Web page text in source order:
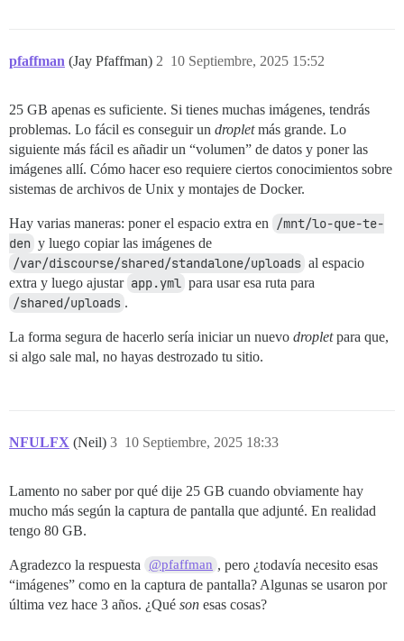
pfaffman (Jay Pfaffman) 10 Septiembre, 2025 15:52
2
25 GB apenas es suficiente. Si tienes muchas imágenes, tendrás
problemas. Lo fácil es conseguir un dropletmás grande. Lo
siguiente más fácil es añadir un “volumen” de datos y poner las
imágenes allí. Cómo hacer eso requiere ciertos conocimientos sobre
sistemas de archivos de Unix y montajes de Docker.
Hay varias maneras: poner el espacio extra en
/mnt/lo-que-te-
den y luego copiar las imágenes de
/var/discourse/shared/standalone/uploads al espacio
extra y luego ajustar app.yml para usar esa ruta para
/shared/uploads .
La forma segura de hacerlo sería iniciar un nuevo dropletpara que,
si algo sale mal, no hayas destrozado tu sitio.
NFULFX (Neil) 10 Septiembre, 2025 18:33
3
Lamento no saber por qué dije 25 GB cuando obviamente hay
mucho más según la captura de pantalla que adjunté. En realidad
tengo 80 GB.
Agradezco la respuesta @pfaffman , pero ¿todavía necesito esas
“imágenes” como en la captura de pantalla? Algunas se usaron por
última vez hace 3 años. ¿Qué son esas cosas?